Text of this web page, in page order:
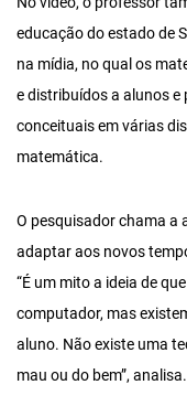
educação do estado de
na mídia, no qual os
e distribuídos a alunos
conceituais em várias
matemática.
O pesquisador chama a
adaptar aos novos
“É um mito a ideia de
computador, mas
aluno. Não existe uma
mau ou do bem”, analisa.